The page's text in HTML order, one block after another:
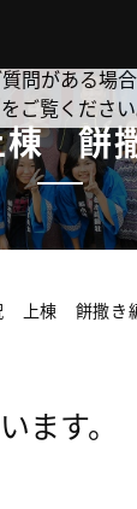
餅
上棟 餅撒き
ます。
様の活動を追
イバシーを
問がある場
ご覧ください